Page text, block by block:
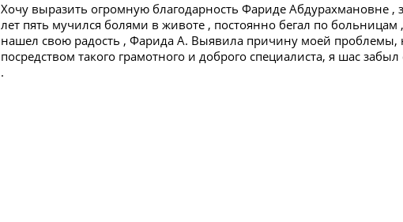
Хочу выразить огромную благодарность Фариде Абдурахмановне ,
лет пять мучился болями в животе , постоянно бегал по
нашел свою радость , Фарида А. Выявила причину моей
посредством такого грамотного и доброго специалиста, я шас
.